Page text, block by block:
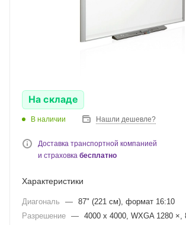
На складе
В наличии Нашли дешевле?
Доставка транспортной компанией
и страховка бесплатно
Характеристики
Диагональ — 87" (221 см), формат 16:10
Разрешение — 4000 х 4000, WXGA 1280 ×,